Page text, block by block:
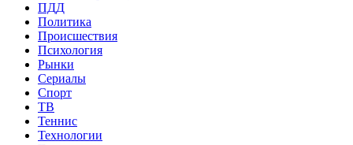
ПДД
Политика
Происшествия
Психология
Рынки
Сериалы
Спорт
ТВ
Теннис
Технологии